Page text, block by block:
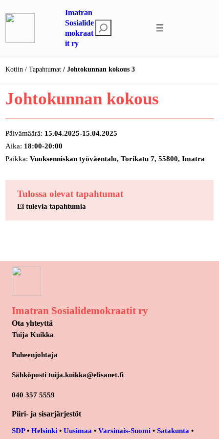
sisältöön
Imatran
Sosialide
mokraat
it ry
t
Kotiin Tapahtumat Johtokunnan kokous 3
Johtokunnan kokous
Päivämäärä: 15.04.2025-15.04.2025
Aika: 18:00-20:00
Paikka: Vuoksenniskan työväentalo, Torikatu 7, 55800, Imatra
Tulossa olevat tapahtumat
Ei tulevia tapahtumia
Imatran Sosialidemokraatit ry
Ota yhteyttä
Tuija Kuikka
Puheenjohtaja
Sähköposti tuija.kuikka@elisanet.fi
040 357 5559
Piiri- ja sisarjärjestöt
SDP• Helsinki • Uusimaa • Varsinais-Suomi • Satakunta •